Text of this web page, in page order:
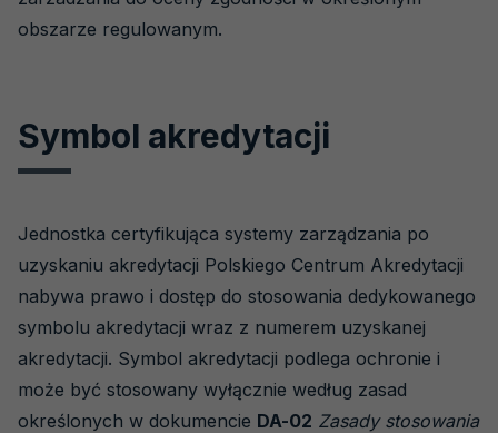
obszarze regulowanym.
Symbol akredytacji
Jednostka certyfikująca systemy zarządzania po
uzyskaniu akredytacji Polskiego Centrum Akredytacji
nabywa prawo i dostęp do stosowania dedykowanego
symbolu akredytacji wraz z numerem uzyskanej
akredytacji. Symbol akredytacji podlega ochronie i
może być stosowany wyłącznie według zasad
określonych w dokumencie DA-02 Zasady stosowania